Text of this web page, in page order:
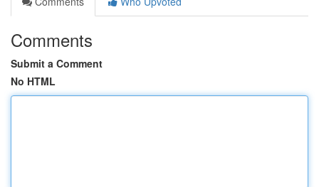
Comments
Submit a Comment
No HTML